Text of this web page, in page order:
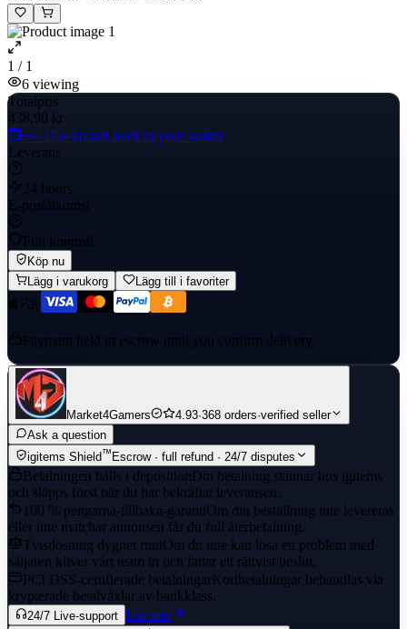
1 / 1
6 viewing
Totalpris
438,90 kr
+≈ 17,6 krcash back to your wallet
Leverans
24 hours
E-poståtkomst
Full kontroll
Köp nu
Lägg i varukorg
Lägg till i favoriter
Payment held in escrow until you confirm delivery
Market4Gamers 4.93·368 orders·verified seller
Ask a question
igitems Shield™ Escrow · full refund · 24/7 disputes
Betalningen hålls i depositionDin betalning stannar hos igitems
och släpps först när du har bekräftat leveransen.
100 % pengarna-tillbaka-garantiOm din beställning inte levereras
eller inte matchar annonsen får du full återbetalning.
Tvistlösning dygnet runtOm du inte kan lösa ett problem med
säljaren kliver vårt team in och fattar ett rättvist beslut.
PCI DSS-certifierade betalningarKortbetalningar behandlas via
krypterade betalväxlar av bankklass.
24/7 Live-support Läs mer